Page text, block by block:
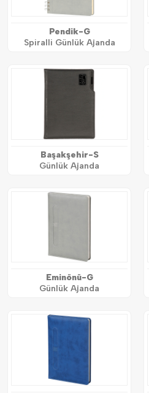
Pendik-G
Spiralli Günlük Ajanda
Başakşehir-S
Günlük Ajanda
Eminönü-G
Günlük Ajanda